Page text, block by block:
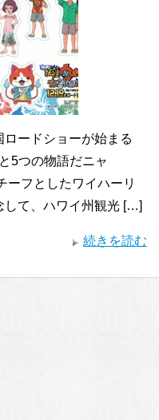
ードショーが始まる
5つの物語だニャ
ーフとしたワイハーリ
して、ハワイ州観光 […]
続きを読む